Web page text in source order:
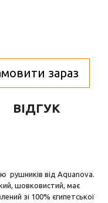
зараз
ВІДГУК
рушників від Aquanova.
шовковистий, має
зі 100% єгипетської